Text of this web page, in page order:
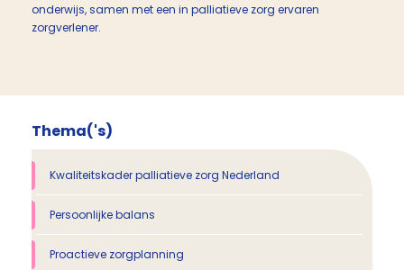
onderwijs, samen met een in palliatieve zorg ervaren
zorgverlener.
Thema('s)
Kwaliteitskader palliatieve zorg Nederland
Persoonlijke balans
Proactieve zorgplanning